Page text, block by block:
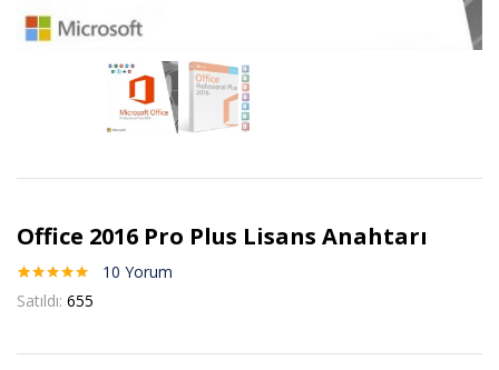
Office 2016 Pro Plus Lisans Anahtarı
müşteri
puanına
5.00puan
10 Yorum
Satıldı: 655